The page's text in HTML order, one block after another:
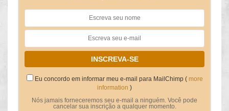
Eu concordo em informar meu e-mail para MailChimp ( more
information )
Nós jamais forneceremos seu e-mail a ninguém. Você pode
cancelar sua inscrição a qualquer momento.